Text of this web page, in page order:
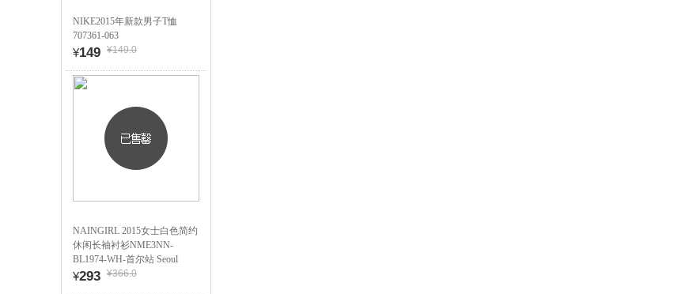
NIKE2015年新款男子T恤
707361-063
¥149 ¥149.0
NAINGIRL 2015女士白色简约
休闲长袖衬衫NME3NN-
BL1974-WH-首尔站 Seoul
¥293 ¥366.0